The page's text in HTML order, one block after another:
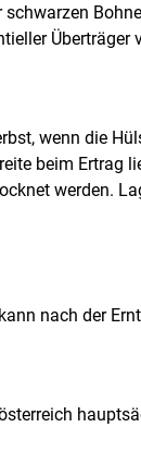
wenn die
beim Ertrag
werden.
nach der